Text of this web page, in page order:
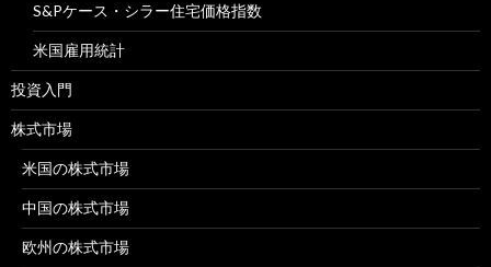
S&Pケース・シラー住宅価格指数
米国雇用統計
投資入門
株式市場
米国の株式市場
中国の株式市場
欧州の株式市場